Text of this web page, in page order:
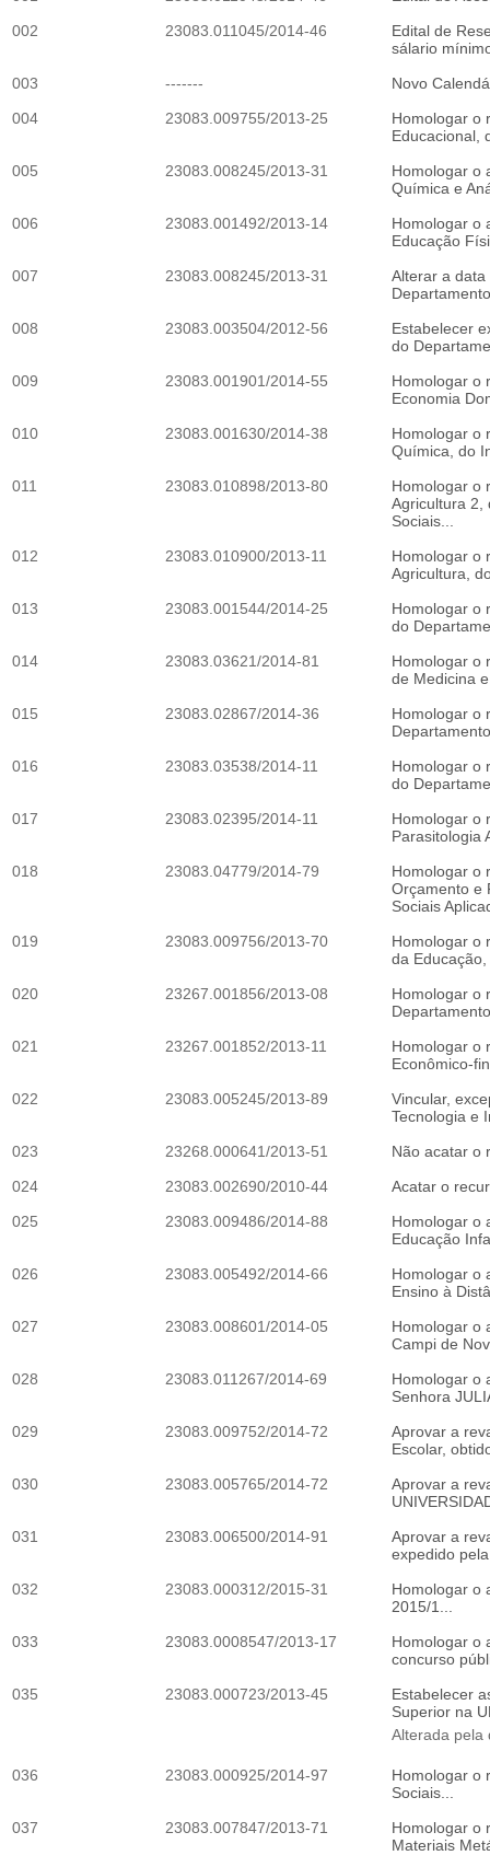
002
23083.011045/2014-46
Edital de
sálario
003
-------
Novo
004
23083.009755/2013-25
Homologar o
Educacional,
005
23083.008245/2013-31
Homologar o
Química e
006
23083.001492/2013-14
Homologar o
Educação
007
23083.008245/2013-31
Alterar a data
008
23083.003504/2012-56
Estabelecer
do
009
23083.001901/2014-55
Homologar o
Economia
010
23083.001630/2014-38
Homologar o
Química, do
011
23083.010898/2013-80
Homologar o
Agricultura 2,
Sociais...
012
23083.010900/2013-11
Homologar o
Agricultura,
013
23083.001544/2014-25
Homologar o
do
014
23083.03621/2014-81
Homologar o
de Medicina
015
23083.02867/2014-36
Homologar o
016
23083.03538/2014-11
Homologar o
do
017
23083.02395/2014-11
Homologar o
Parasitologia
018
23083.04779/2014-79
Homologar o
Orçamento e
Sociais
019
23083.009756/2013-70
Homologar o
da
020
23267.001856/2013-08
Homologar o
021
23267.001852/2013-11
Homologar o
Econômico-
022
23083.005245/2013-89
Vincular,
Tecnologia e
023
23268.000641/2013-51
Não acatar o
024
23083.002690/2010-44
Acatar o
025
23083.009486/2014-88
Homologar o
Educação
026
23083.005492/2014-66
Homologar o
Ensino à
027
23083.008601/2014-05
Homologar o
Campi de
028
23083.011267/2014-69
Homologar o
Senhora
029
23083.009752/2014-72
Aprovar a
Escolar,
030
23083.005765/2014-72
Aprovar a
031
23083.006500/2014-91
Aprovar a
expedido
032
23083.000312/2015-31
Homologar o
2015/1...
033
23083.0008547/2013-17
Homologar o
concurso
035
23083.000723/2013-45
Estabelecer
Superior na
Alterada pela
036 23083.000925/2014-97
Homologar o
Sociais...
037
23083.007847/2013-71
Homologar o
Materiais